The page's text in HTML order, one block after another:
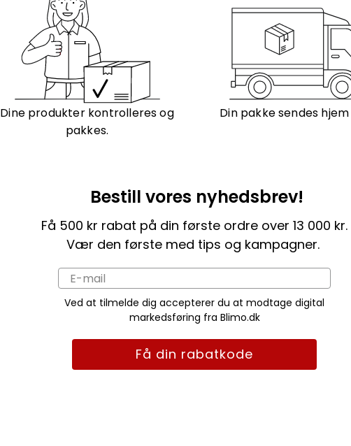
Dine produkter kontrolleres og
pakkes.
Din pakke sendes
Bestill vores nyhedsbrev!
Få 500 kr rabat på din første ordre over 13 000 kr.
Vær den første med tips og kampagner.
Ved at tilmelde dig accepterer du at modtage digital
markedsføring fra Blimo.dk
Få din rabatkode